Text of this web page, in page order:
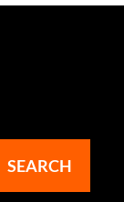
SEARCH